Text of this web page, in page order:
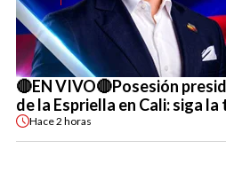
🔴EN VIVO🔴Posesión
de la Espriella en Cali: siga
Hace2 horas